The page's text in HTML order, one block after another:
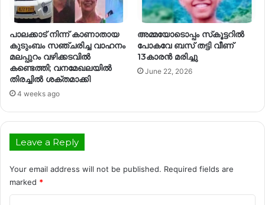
പാലക്കാട് നിന്ന് കാണാതായ
കുടുംബം സഞ്ചരിച്ച വാഹനം
മലപ്പുറം വഴിക്കടവിൽ
കണ്ടെത്തി; വനമേഖലയിൽ
തിരച്ചിൽ ശക്തമാക്കി
4 weeks ago
അമ്മയോടൊപ്പം സ്‌കൂട്ടറില്‍
പോകവേ ബസ് തട്ടി വീണ്
13കാരന്‍ മരിച്ചു
June 22, 2026
Leave a Reply
Your email address will not be published. Required fields are
marked *